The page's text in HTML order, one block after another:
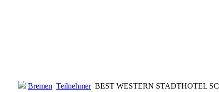
Bremen Teilnehmer BEST WESTERN STADTHOTEL